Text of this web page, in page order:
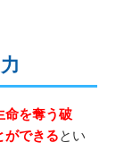
命を奪う破
ができるとい